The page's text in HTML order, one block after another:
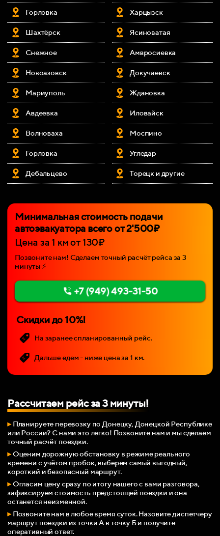
Горловка
Шахтёрск
Снежное
Новоазовск
Мариуполь
Авдеевка
Волноваха
Горловка
Дебальцево
Харцызск
Ясиноватая
Амвросиевка
Докучаевск
Ждановка
Иловайск
Моспино
Угледар
Торецк и другие
Минимальная стоимость подачи
автоэвакуатора всего от 2'500₽
Цена за 1 км от 130₽
Позвоните нам! Сделаем точный расчёт рейса за 3
минуты ⚡
+7 (949) 493-31-50
Скидки до 10%!
На заранее спланированный рейс.
Дальше едем - ниже цена за 1 км.
Рассчитаем рейс за 3 минуты!
▸Планируете перевозку по Донецку, Донецкой Республике
или России? С нами это легко! Позвоните нам и мы сделаем
точный расчёт поездки.
▸Оценим дорожную обстановку в режиме реального
времени с учётом пробок, выберем самый выгодный,
короткий и безопасный маршрут.
▸Огласим цену сразу по итогу нашего с вами разговора,
зафиксируем стоимость предстоящей поездки и она
останется неизменной.
▸Позвоните нам в любое время суток. Назовите диспетчеру
маршрут поездки из точки А в точку Б и получите
оперативный ответ.